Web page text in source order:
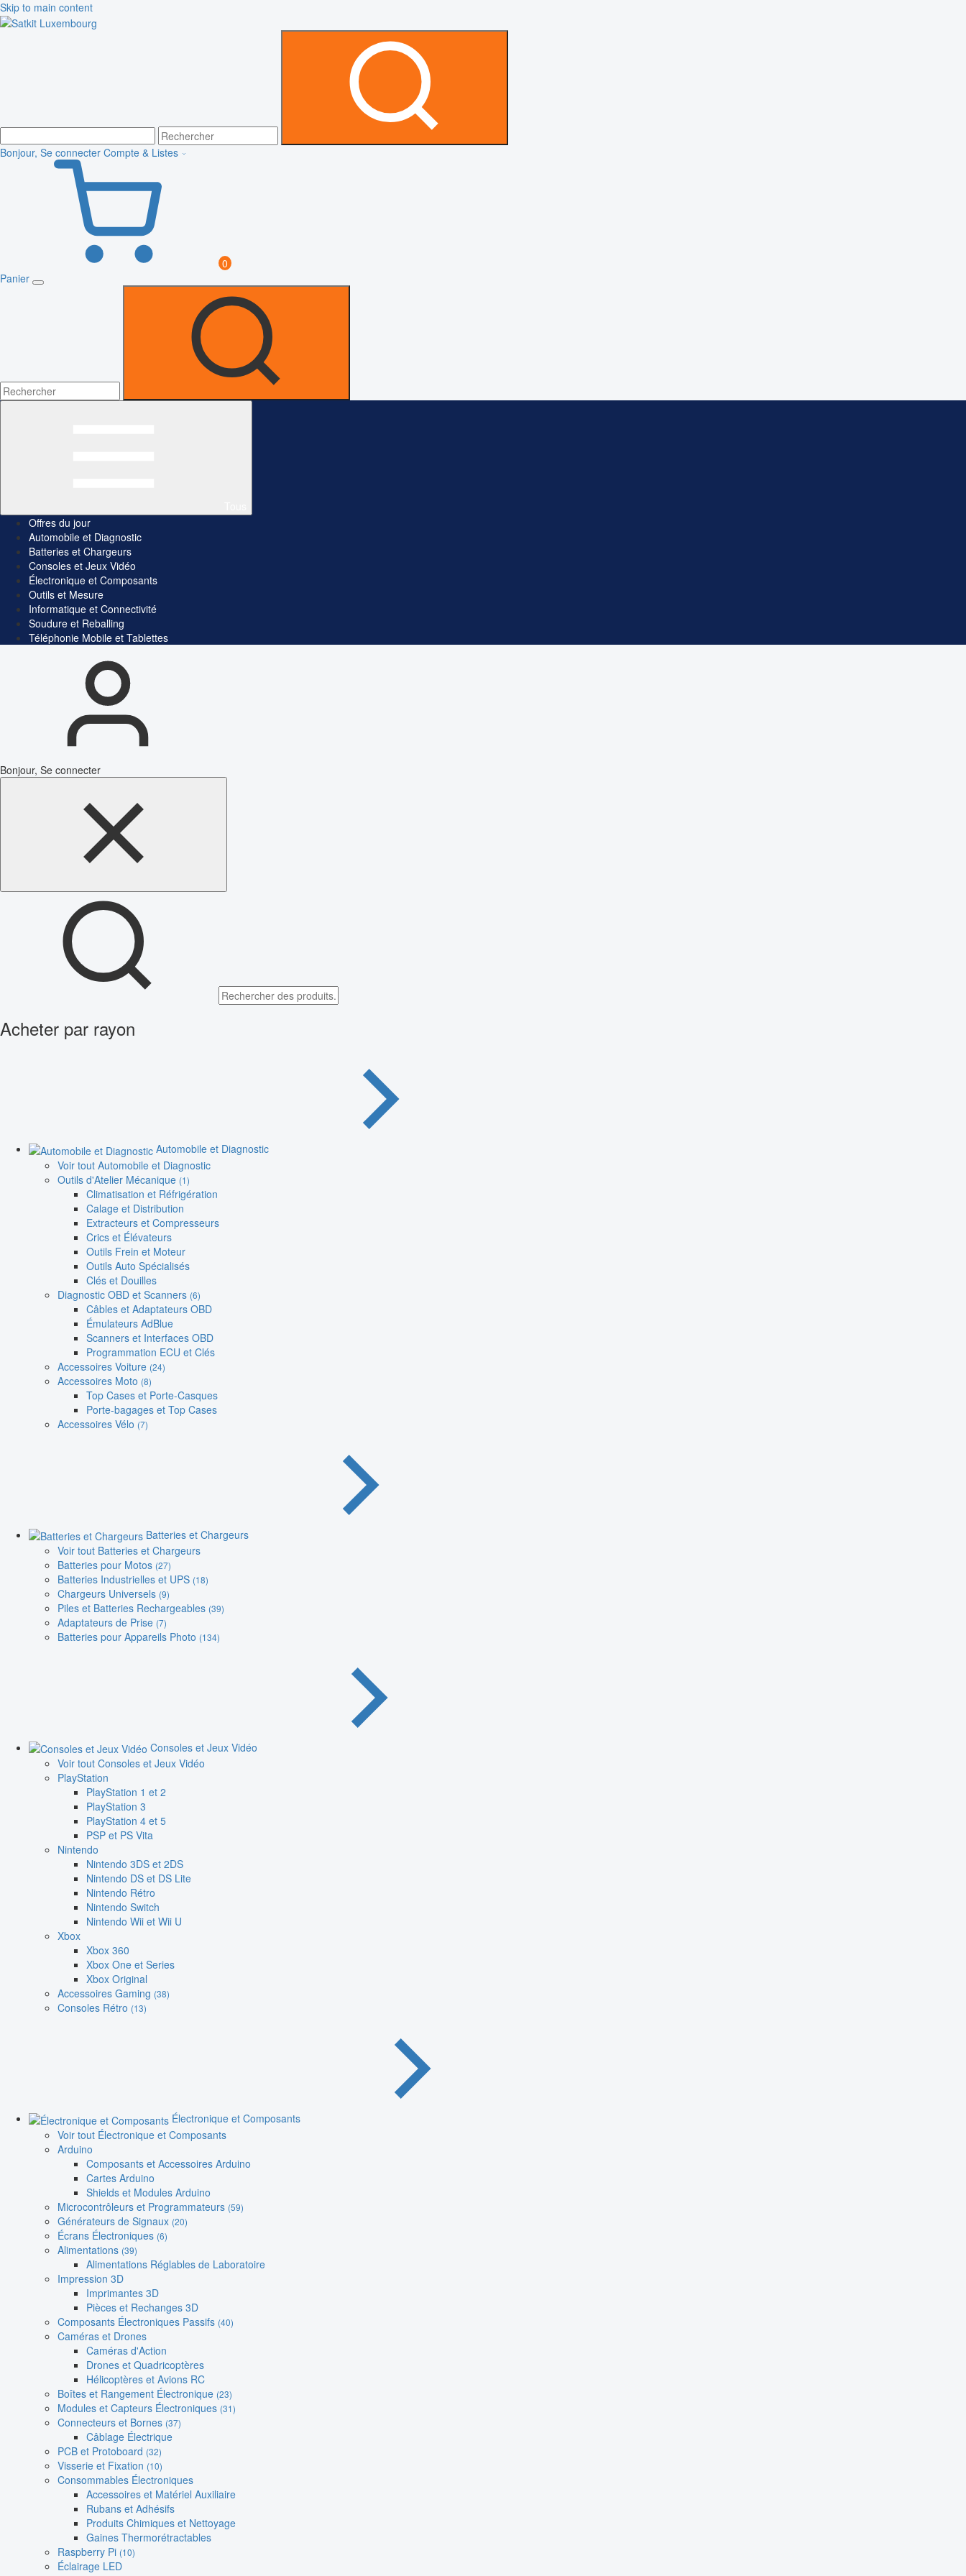
Skip to main content
Bonjour, Se connecter Compte & Listes
0
Panier
Offres du jour
Automobile et Diagnostic
Batteries et Chargeurs
Consoles et Jeux Vidéo
Électronique et Composants
Outils et Mesure
Informatique et Connectivité
Soudure et Reballing
Téléphonie Mobile et Tablettes
Bonjour, Se connecter
Acheter par rayon
Automobile et Diagnostic
Voir tout Automobile et Diagnostic
Outils d'Atelier Mécanique (1)
Climatisation et Réfrigération
Calage et Distribution
Extracteurs et Compresseurs
Crics et Élévateurs
Outils Frein et Moteur
Outils Auto Spécialisés
Clés et Douilles
Diagnostic OBD et Scanners (6)
Câbles et Adaptateurs OBD
Émulateurs AdBlue
Scanners et Interfaces OBD
Programmation ECU et Clés
Accessoires Voiture (24)
Accessoires Moto (8)
Top Cases et Porte-Casques
Porte-bagages et Top Cases
Accessoires Vélo (7)
Batteries et Chargeurs
Voir tout Batteries et Chargeurs
Batteries pour Motos (27)
Batteries Industrielles et UPS (18)
Chargeurs Universels (9)
Piles et Batteries Rechargeables (39)
Adaptateurs de Prise (7)
Batteries pour Appareils Photo (134)
Consoles et Jeux Vidéo
Voir tout Consoles et Jeux Vidéo
PlayStation
PlayStation 1 et 2
PlayStation 3
PlayStation 4 et 5
PSP et PS Vita
Nintendo
Nintendo 3DS et 2DS
Nintendo DS et DS Lite
Nintendo Rétro
Nintendo Switch
Nintendo Wii et Wii U
Xbox
Xbox 360
Xbox One et Series
Xbox Original
Accessoires Gaming (38)
Consoles Rétro (13)
Électronique et Composants
Voir tout Électronique et Composants
Arduino
Composants et Accessoires Arduino
Cartes Arduino
Shields et Modules Arduino
Microcontrôleurs et Programmateurs (59)
Générateurs de Signaux (20)
Écrans Électroniques (6)
Alimentations (39)
Alimentations Réglables de Laboratoire
Impression 3D
Imprimantes 3D
Pièces et Rechanges 3D
Composants Électroniques Passifs (40)
Caméras et Drones
Caméras d'Action
Drones et Quadricoptères
Hélicoptères et Avions RC
Boîtes et Rangement Électronique (23)
Modules et Capteurs Électroniques (31)
Connecteurs et Bornes (37)
Câblage Électrique
PCB et Protoboard (32)
Visserie et Fixation (10)
Consommables Électroniques
Accessoires et Matériel Auxiliaire
Rubans et Adhésifs
Produits Chimiques et Nettoyage
Gaines Thermorétractables
Raspberry Pi (10)
Éclairage LED